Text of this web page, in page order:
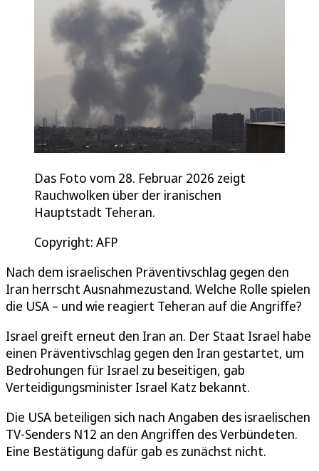
Das Foto vom 28. Februar 2026 zeigt
Rauchwolken über der iranischen
Hauptstadt Teheran.
Copyright: AFP
Nach dem israelischen Präventivschlag gegen den
Iran herrscht Ausnahmezustand. Welche Rolle spielen
die USA – und wie reagiert Teheran auf die Angriffe?
Israel greift erneut den Iran an. Der Staat Israel habe
einen Präventivschlag gegen den Iran gestartet, um
Bedrohungen für Israel zu beseitigen, gab
Verteidigungsminister Israel Katz bekannt.
Die USA beteiligen sich nach Angaben des israelischen
TV-Senders N12 an den Angriffen des Verbündeten.
Eine Bestätigung dafür gab es zunächst nicht.